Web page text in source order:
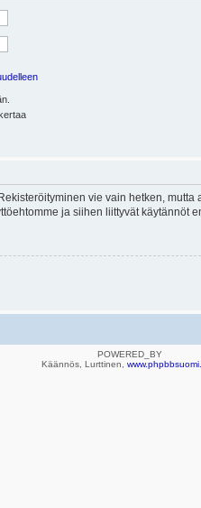
vie vain hetken,
ja siihen liittyvät käytännöt
POWERED_BY
Käännös, Lurttinen,